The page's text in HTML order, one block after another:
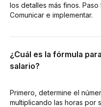
los detalles más finos.
Comunicar e implementar.
¿Cuál es la fórmula
salario?
Primero, determine el
multiplicando las horas por